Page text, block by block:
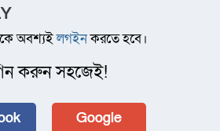
অবশ্যইলগইনকরতে হবে।
করুন সহজেই!
Google